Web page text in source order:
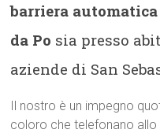
barriera automatica
da Po sia presso
aziende di San
Il nostro è un impegno
coloro che telefonano allo